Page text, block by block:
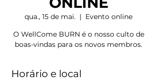
qua., 15 de mai.
  |
Evento online
O WellCome BURN é o nosso culto de
Horário e local